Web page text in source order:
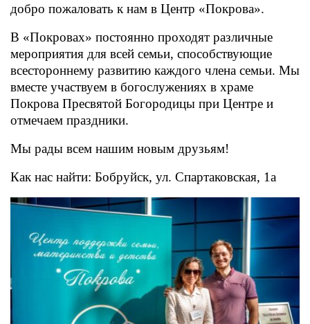
добро пожаловать к нам в Центр «Покрова».
В «Покровах» постоянно проходят различные
мероприятия для всей семьи, способствующие
всестороннему развитию каждого члена семьи. Мы
вместе участвуем в богослужениях в храме
Покрова Пресвятой Богородицы при Центре и
отмечаем праздники.
Мы рады всем нашим новым друзьям!
Как нас найти: Бобруйск, ул. Спартаковская, 1а